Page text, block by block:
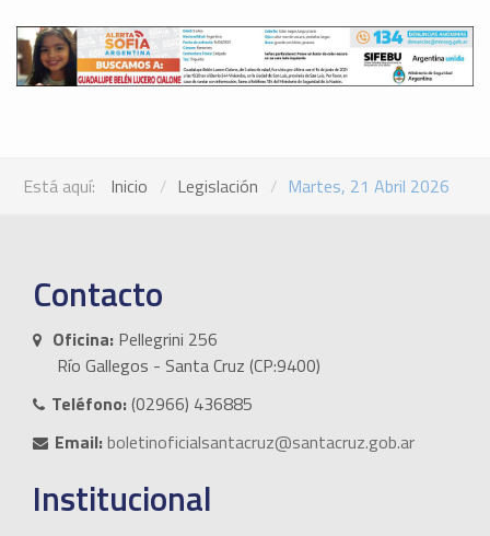
Está aquí: Inicio Legislación Martes, 21 Abril 2026
Contacto
Oficina: Pellegrini 256
Río Gallegos - Santa Cruz (CP:9400)
Teléfono:(02966) 436885
Email:boletinoficialsantacruz@santacruz.gob.ar
Institucional